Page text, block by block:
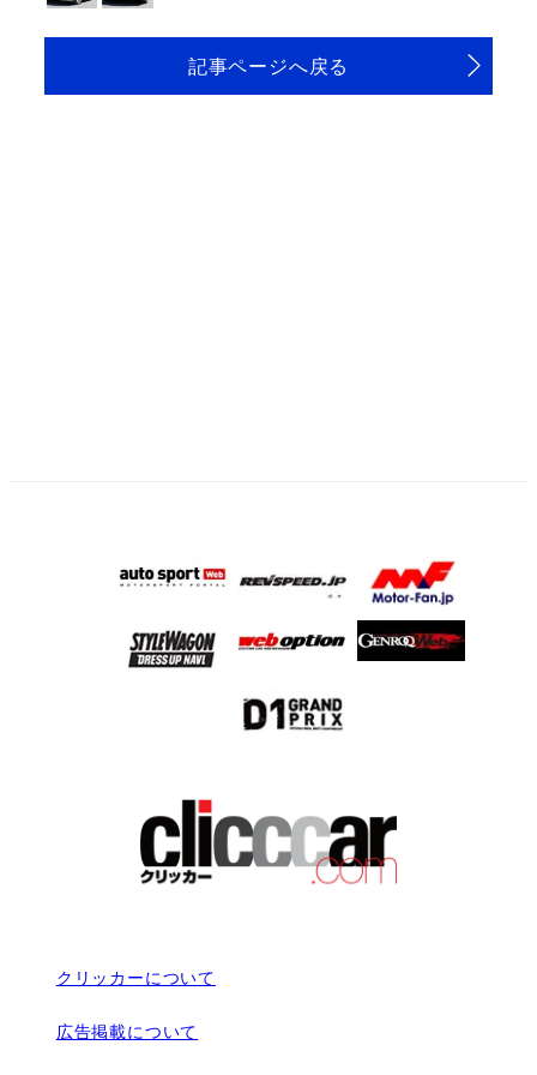
記事ページへ戻る
クリッカーについて
広告掲載について